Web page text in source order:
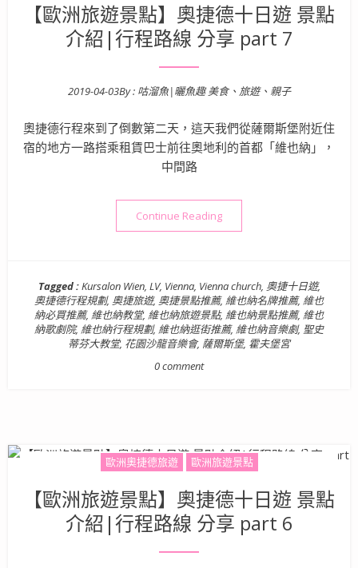
【歐洲旅遊景點】奧捷德十日遊 景點
介紹|行程路線 分享 part 7
Posted on
2019-04-03By : 咕溜魚|曬魚趣 美食、旅遊、親子
奧捷德行程來到了倒數第二天，這天我們從薩爾斯堡附近住
宿的地方一路搭乘租賃巴士前往奧地利的首都「維也納」，
中間路
Continue Reading“【歐洲旅遊景點】奧捷德十
Tagged :Kursalon Wien, LV, Vienna, Vienna church, 奧捷十日遊,
奧捷德行程規劃, 奧捷旅遊, 奧捷景點推薦, 維也納名牌推薦, 維也
納必買推薦, 維也納教堂, 維也納旅遊景點, 維也納景點推薦, 維也
納歌劇院, 維也納行程規劃, 維也納逛街推薦, 維也納音樂劇, 聖史
蒂芬大教堂, 花園沙龍音樂會, 薩爾斯堡, 霍夫堡宮
0 comment
歐洲奧捷德旅遊 歐洲旅遊景點
【歐洲旅遊景點】奧捷德十日遊 景點
介紹|行程路線 分享 part 6